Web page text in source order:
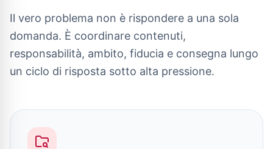
Il vero problema non è rispondere a una sola
domanda. È coordinare contenuti,
responsabilità, ambito, fiducia e consegna lungo
un ciclo di risposta sotto alta pressione.